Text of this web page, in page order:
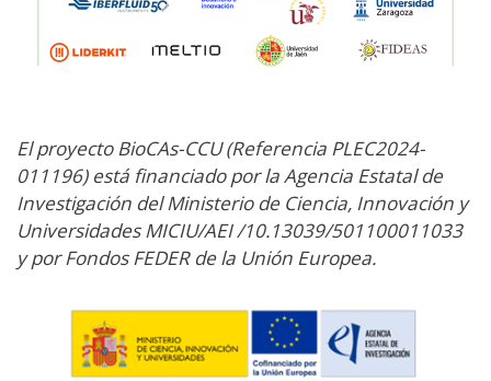
El proyecto BioCAs-CCU (Referencia PLEC2024-
011196) está financiado por la Agencia Estatal de
Investigación del Ministerio de Ciencia, Innovación y
Universidades MICIU/AEI /10.13039/501100011033
y por Fondos FEDER de la Unión Europea.